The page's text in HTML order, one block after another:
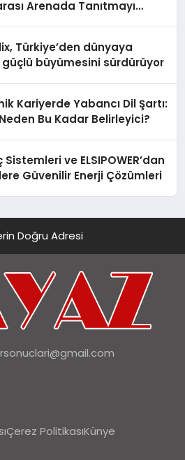
Arenada Tanıtmayı
Türkiye’den dünyaya
büyümesini sürdürüyor
Kariyerde Yabancı Dil Şartı:
Neden Bu Kadar Belirleyici?
Sistemleri ve ELSIPOWER’dan
Güvenilir Enerji Çözümleri
Doğru Adresi
Çerez PolitikasıKünye